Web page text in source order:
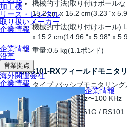
加工機
リース・レンタル
取り扱いメーカー
企業情報
企業情報
沿革
営業拠点
海外関連会社
企業情報
企業情報
機械的寸法(取り付けポール
15.2 cm x 15.2 cm(3.23 “x
機械的寸法(取り付けポール
x 15.2 cm(14.96 “x 5.98” x
重量:0.5 kg(1.1ポンド)
TBRS101-RXフィールドモニタ
タイプ:パッシブモニタリン
周波数範囲:30 Hz〜100 KHz
規格:MIL-STD-461G / RS101